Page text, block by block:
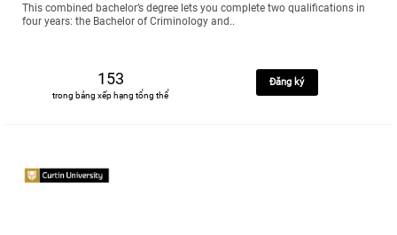
This combined bachelor’s degree lets you complete two qualifications in
four years: the Bachelor of Criminology and..
153
trong bảng xếp hạng tổng thể
Đăng ký